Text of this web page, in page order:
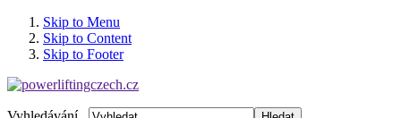
Skip to Menu
Skip to Content
Skip to Footer